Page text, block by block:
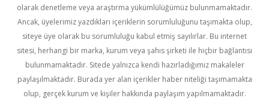
olarak denetleme veya araştırma yükümlülüğümüz bulunmamaktadır.
Ancak, üyelerimiz yazdıkları içeriklerin sorumluluğunu taşımakta olup,
siteye üye olarak bu sorumluluğu kabul etmiş sayılırlar. Bu internet
sitesi, herhangi bir marka, kurum veya şahıs şirketi ile hiçbir bağlantısı
bulunmamaktadır. Sitede yalnızca kendi hazırladığımız makaleler
paylaşılmaktadır. Burada yer alan içerikler haber niteliği taşımamakta
olup, gerçek kurum ve kişiler hakkında paylaşım yapılmamaktadır.